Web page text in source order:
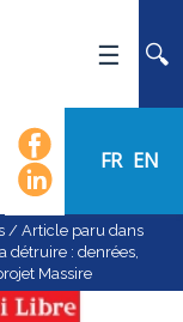
FR EN
/ Article paru dans
détruire : denrées,
Massire